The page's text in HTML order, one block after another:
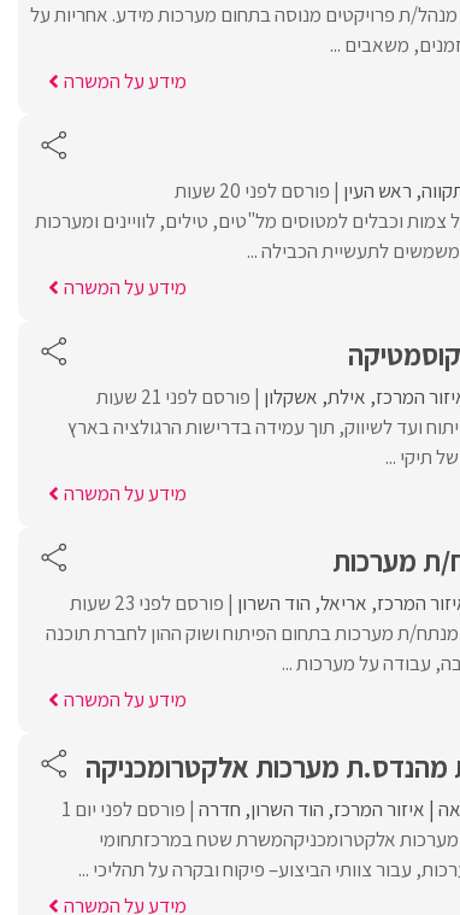
ת פרויקטים מנוסה בתחום מערכות מידע. אחריות על
זמנים, משאבים ...
מידע על המשרה
ראש העין פורסם לפני 20 שעות
וכבלים למטוסים מל"טים, טילים, לוויינים ומערכות
לתעשיית הכבילה ...
מידע על המשרה
המרכז אילת אשקלון פורסם לפני 21 שעות
ועד לשיווק, תוך עמידה בדרישות הרגולציה בארץ
תיקי ...
מידע על המשרה
ת מערכות
המרכז אריאל הוד השרון פורסם לפני 23 שעות
ת מערכות בתחום הפיתוח ושוק ההון לחברת תוכנה
עבודה על מערכות ...
מידע על המשרה
מהנדס.ת מערכות אלקטרומכניקה
איזור המרכז הוד השרון חדרה פורסם לפני יום 1
אלקטרומכניקהמשרת שטח במרכזתחומי
עבור צוותי הביצוע– פיקוח ובקרה על תהליכי ...
מידע על המשרה